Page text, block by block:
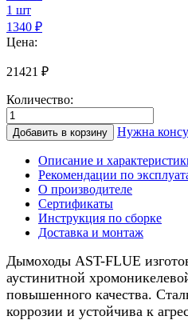
1 шт
1340 ₽
Цена:
21421 ₽
Количество:
Количество
товара
Дымоход
газового
котла
нерж.,
150мм,
Добавить в корзину Нужна
Описание и
Рекомендации по
О производителе
Сертификаты
Инструкция по сборке
Доставка и монтаж
Дымоходы AST-FLUE
аустинитной
повышенного качества.
коррозии и устойчива к